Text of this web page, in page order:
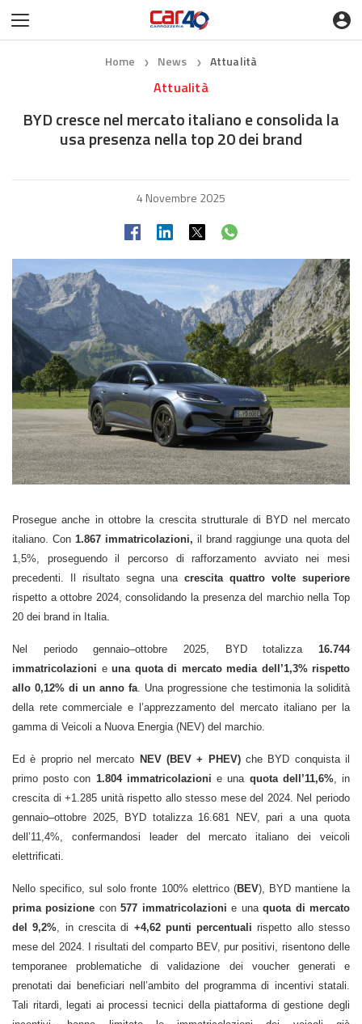
Home ❯ News ❯ Attualità
Attualità
BYD cresce nel mercato italiano e consolida la
usa presenza nella top 20 dei brand
4 Novembre 2025
Prosegue anche in ottobre la crescita strutturale di BYD nel mercato
italiano. Con 1.867 immatricolazioni, il brand raggiunge una quota del
1,5%, proseguendo il percorso di rafforzamento avviato nei mesi
precedenti. Il risultato segna una crescita quattro volte superiore
rispetto a ottobre 2024, consolidando la presenza del marchio nella Top
20 dei brand in Italia.
Nel periodo gennaio–ottobre 2025, BYD totalizza 16.744
immatricolazioni e una quota di mercato media dell’1,3% rispetto
allo 0,12% di un anno fa
Una progressione che testimonia la solidità
della rete commerciale e l’apprezzamento del mercato italiano per la
gamma di Veicoli a Nuova Energia (NEV) del marchio.
Ed è proprio nel mercato NEV (BEV + PHEV)che BYD conquista il
primo posto con 1.804 immatricolazioni e una quota dell’11,6%, in
crescita di +1.285 unità rispetto allo stesso mese del 2024. Nel periodo
gennaio–ottobre 2025, BYD totalizza 16.681 NEV, pari a una quota
dell’11,4%, confermandosi leader del mercato italiano dei veicoli
elettrificati.
Nello specifico, sul solo fronte 100% elettrico (BEV), BYD mantiene la
prima posizione con577 immatricolazionie unaquota di mercato
del 9,2% , in crescita di +4,62 punti percentuali rispetto allo stesso
mese del 2024. I risultati del comparto BEV, pur positivi, risentono delle
temporanee problematiche di validazione dei voucher generati e
prenotati dai beneficiari nell’ambito del programma di incentivi statali.
Tali ritardi, legati ai processi tecnici della piattaforma di gestione degli